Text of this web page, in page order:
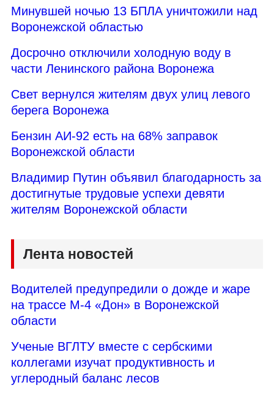
Минувшей ночью 13 БПЛА уничтожили над
Воронежской областью
Досрочно отключили холодную воду в
части Ленинского района Воронежа
Свет вернулся жителям двух улиц левого
берега Воронежа
Бензин АИ-92 есть на 68% заправок
Воронежской области
Владимир Путин объявил благодарность за
достигнутые трудовые успехи девяти
жителям Воронежской области
Лента новостей
Водителей предупредили о дожде и жаре
на трассе М-4 «Дон» в Воронежской
области
Ученые ВГЛТУ вместе с сербскими
коллегами изучат продуктивность и
углеродный баланс лесов